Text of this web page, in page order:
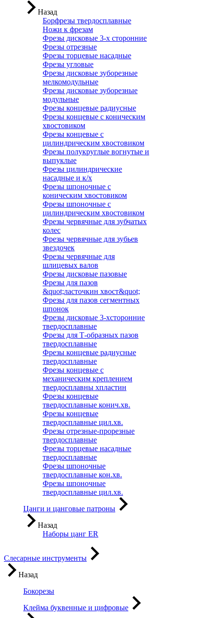
Назад
Борфрезы твердосплавные
Ножи к фрезам
Фрезы дисковые 3-х сторонние
Фрезы отрезные
Фрезы торцевые насадные
Фрезы угловые
Фрезы дисковые зуборезные
мелкомодульные
Фрезы дисковые зуборезные
модульные
Фрезы концевые радиусные
Фрезы концевые с коническим
хвостовиком
Фрезы концевые с
цилиндрическим хвостовиком
Фрезы полукруглые вогнутые и
выпуклые
Фрезы цилиндрические
насадные и к/х
Фрезы шпоночные с
коническим хвостовиком
Фрезы шпоночные с
цилиндрическим хвостовиком
Фрезы червячные для зубчатых
колес
Фрезы червячные для зубьев
звездочек
Фрезы червячные для
шлицевых валов
Фрезы дисковые пазовые
Фрезы для пазов
&quot;ласточкин хвост&quot;
Фрезы для пазов сегментных
шпонок
Фрезы дисковые 3-хсторонние
твердосплавные
Фрезы для Т-образных пазов
твердосплавные
Фрезы концевые радиусные
твердосплавные
Фрезы концевые с
механическим креплением
твердосплавны хпластин
Фрезы концевые
твердосплавные конич.хв.
Фрезы концевые
твердосплавные цил.хв.
Фрезы отрезные-прорезные
твердосплавные
Фрезы торцевые насадные
твердосплавные
Фрезы шпоночные
твердосплавные кон.хв.
Фрезы шпоночные
твердосплавные цил.хв.
Цанги и цанговые патроны
Назад
Наборы цанг ER
Слесарные инструменты
Назад
Бокорезы
Клейма буквенные и цифровые